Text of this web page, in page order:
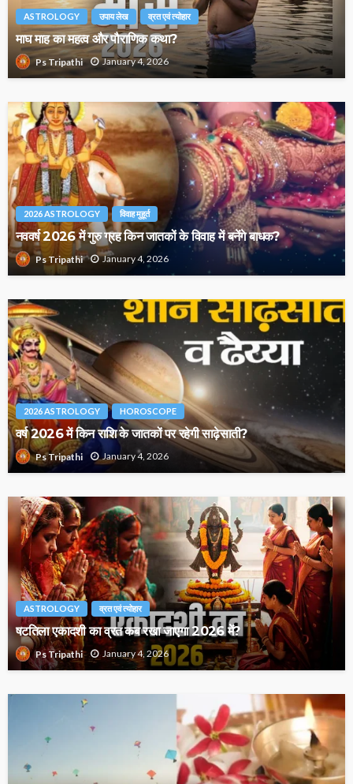
ASTROLOGY उपाय लेख व्रत एवं त्योहार
माघ माह का महत्व और पौराणिक कथा?
Ps Tripathi January 4, 2026
2026 ASTROLOGY विवाह मुहूर्त
नववर्ष 2026 में गुरु ग्रह किन जातकों के विवाह में बनेंगे बाधक?
Ps Tripathi January 4, 2026
2026 ASTROLOGY HOROSCOPE
वर्ष 2026 में किन राशि के जातकों पर रहेगी साढ़ेसाती?
Ps Tripathi January 4, 2026
ASTROLOGY व्रत एवं त्योहार
षटतिला एकादशी का व्रत कब रखा जाएगा 2026 में?
Ps Tripathi January 4, 2026